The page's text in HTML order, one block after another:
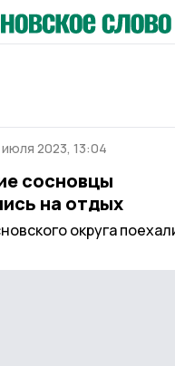
июля 2023, 13:04
сосновцы
на отдых
округа